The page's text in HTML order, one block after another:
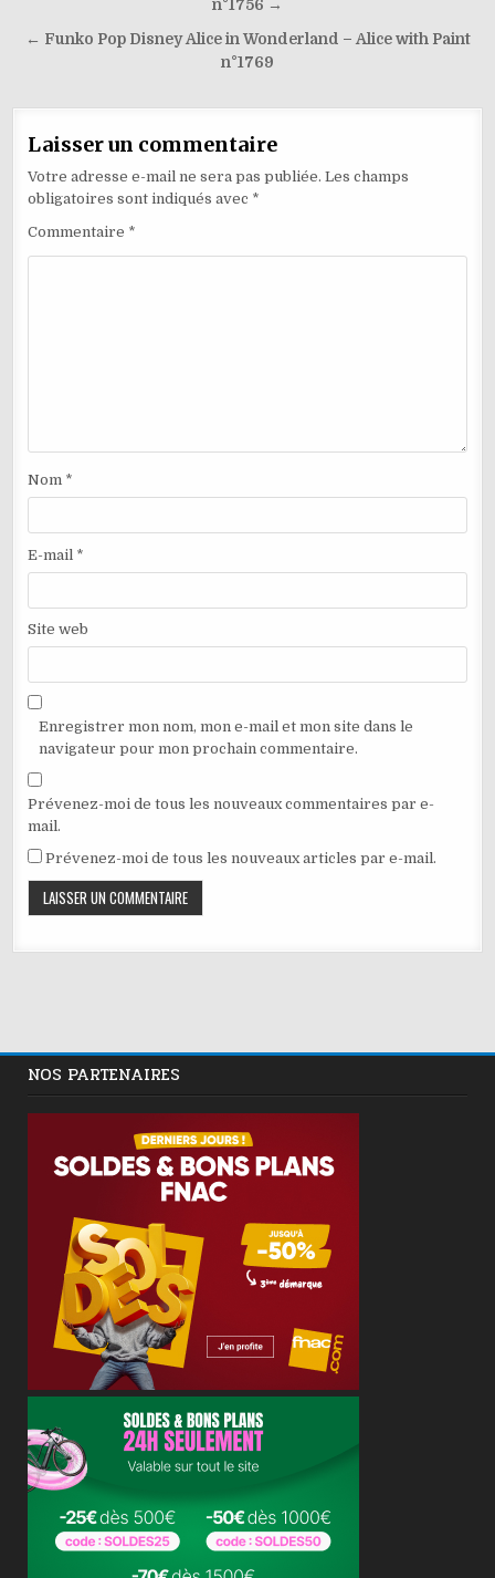
l’article
n°1756 →
← Funko Pop Disney Alice in Wonderland – Alice with Paint
n°1769
Laisser un commentaire
Votre adresse e-mail ne sera pas publiée. Les champs
obligatoires sont indiqués avec *
Commentaire *
Nom *
E-mail *
Site web
Enregistrer mon nom, mon e-mail et mon site dans le
navigateur pour mon prochain commentaire.
Prévenez-moi de tous les nouveaux commentaires par e-
mail.
Prévenez-moi de tous les nouveaux articles par e-mail.
NOS PARTENAIRES